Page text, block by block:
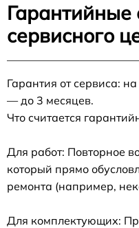
Гарантийные
сервисного
Гарантия от сервиса:
— до 3 месяцев.
Что считается
Для работ: Повторное
который прямо
ремонта (например,
Для комплектующих: